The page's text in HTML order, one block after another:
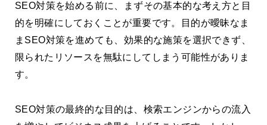
SEO対策を始める前に、まずその基本的な考え方と目
的を明確にしておくことが重要です。目的が曖昧なま
まSEO対策を進めても、効果的な施策を選択できず、
限られたリソースを無駄にしてしまう可能性がありま
す。
SEO対策の最終的な目的は、検索エンジンからの流入